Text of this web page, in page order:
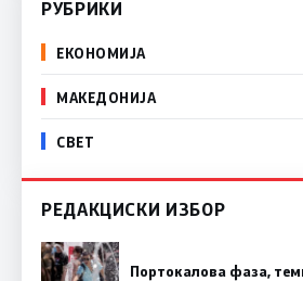
РУБРИКИ
ЕКОНОМИЈА
МАКЕДОНИЈА
СВЕТ
РЕДАКЦИСКИ ИЗБОР
Портокалова фаза,